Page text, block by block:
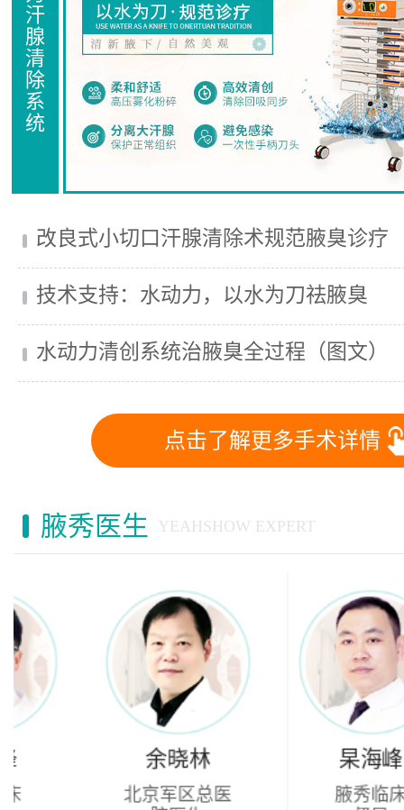
汗
腺
清
除
系
统
改良式小切口汗腺清除术规范腋臭诊疗
技术支持：水动力，以水为刀祛腋臭
水动力清创系统治腋臭全过程（图文）
点击了解更多手术详情
腋秀医生 YEAHSHOW EXPERT
北京军区总医